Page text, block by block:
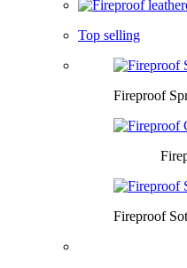
Top selling
Fireproof
Fireproof